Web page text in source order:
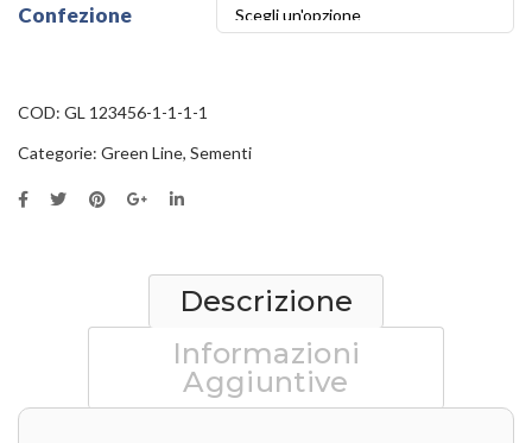
Confezione
COD: GL 123456-1-1-1-1
Categorie: Green Line, Sementi
Descrizione
Informazioni
Aggiuntive